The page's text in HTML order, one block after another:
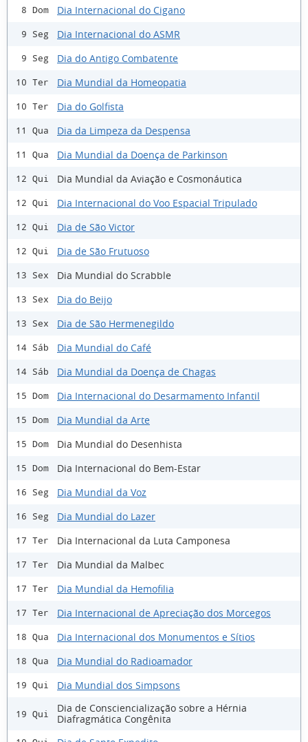
8 Dom Dia Internacional do Cigano
9 Seg Dia Internacional do ASMR
9 Seg Dia do Antigo Combatente
10 Ter Dia Mundial da Homeopatia
10 Ter Dia do Golfista
11 Qua Dia da Limpeza da Despensa
11 Qua Dia Mundial da Doença de Parkinson
12 Qui Dia Mundial da Aviação e Cosmonáutica
12 Qui Dia Internacional do Voo Espacial Tripulado
12 Qui Dia de São Victor
12 Qui Dia de São Frutuoso
13 Sex Dia Mundial do Scrabble
13 Sex Dia do Beijo
13 Sex Dia de São Hermenegildo
14 Sáb Dia Mundial do Café
14 Sáb Dia Mundial da Doença de Chagas
15 Dom Dia Internacional do Desarmamento Infantil
15 Dom Dia Mundial da Arte
15 Dom Dia Mundial do Desenhista
15 Dom Dia Internacional do Bem-Estar
16 Seg Dia Mundial da Voz
16 Seg Dia Mundial do Lazer
17 Ter Dia Internacional da Luta Camponesa
17 Ter Dia Mundial da Malbec
17 Ter Dia Mundial da Hemofilia
17 Ter Dia Internacional de Apreciação dos Morcegos
18 Qua Dia Internacional dos Monumentos e Sítios
18 Qua Dia Mundial do Radioamador
19 Qui Dia Mundial dos Simpsons
19 Qui
Dia de Consciencialização sobre a Hérnia
Diafragmática Congênita